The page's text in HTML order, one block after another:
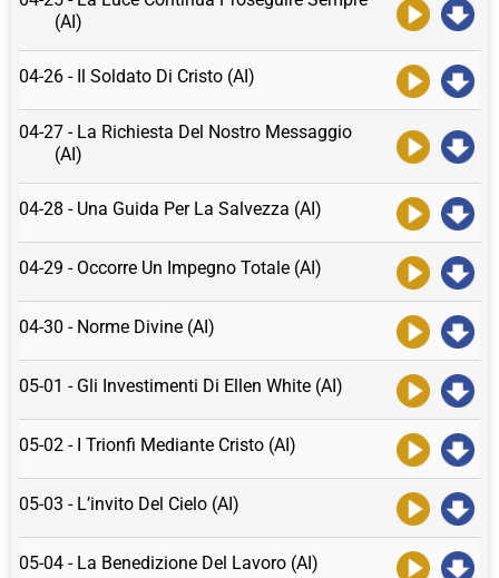
(AI)
04-26 - Il Soldato Di Cristo (AI)
04-27 - La Richiesta Del Nostro Messaggio
(AI)
04-28 - Una Guida Per La Salvezza (AI)
04-29 - Occorre Un Impegno Totale (AI)
04-30 - Norme Divine (AI)
05-01 - Gli Investimenti Di Ellen White (AI)
05-02 - I Trionfi Mediante Cristo (AI)
05-03 - L’invito Del Cielo (AI)
05-04 - La Benedizione Del Lavoro (AI)